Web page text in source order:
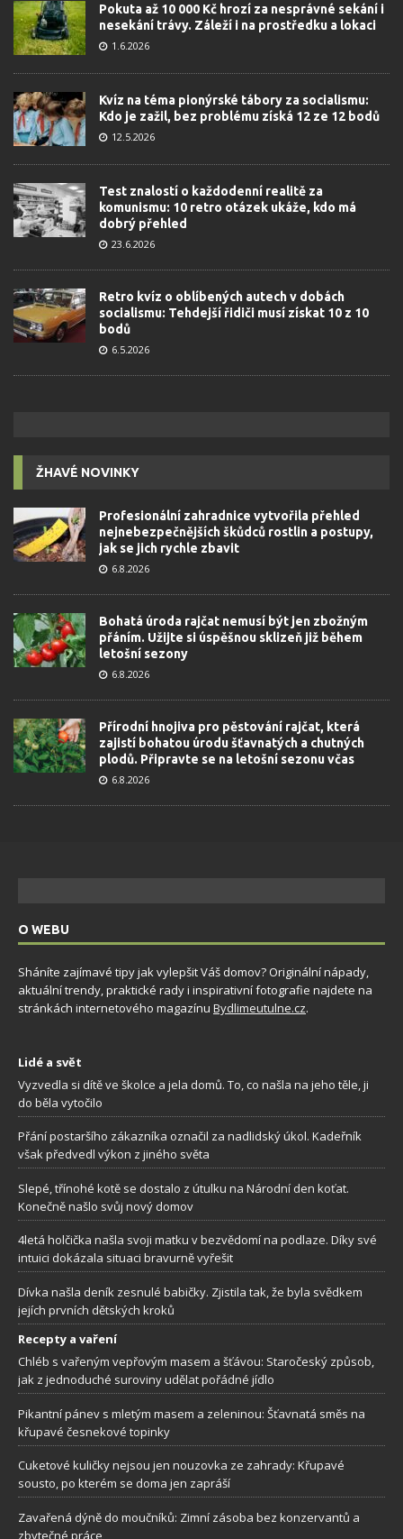
Pokuta až 10 000 Kč hrozí za nesprávné sekání i
nesekání trávy. Záleží i na prostředku a lokaci
1.6.2026
Kvíz na téma pionýrské tábory za socialismu:
Kdo je zažil, bez problému získá 12 ze 12 bodů
12.5.2026
Test znalostí o každodenní realitě za
komunismu: 10 retro otázek ukáže, kdo má
dobrý přehled
23.6.2026
Retro kvíz o oblíbených autech v dobách
socialismu: Tehdejší řidiči musí získat 10 z 10
bodů
6.5.2026
ŽHAVÉ NOVINKY
Profesionální zahradnice vytvořila přehled
nejnebezpečnějších škůdců rostlin a postupy,
jak se jich rychle zbavit
6.8.2026
Bohatá úroda rajčat nemusí být jen zbožným
přáním. Užijte si úspěšnou sklizeň již během
letošní sezony
6.8.2026
Přírodní hnojiva pro pěstování rajčat, která
zajistí bohatou úrodu šťavnatých a chutných
plodů. Připravte se na letošní sezonu včas
6.8.2026
O WEBU
Sháníte zajímavé tipy jak vylepšit Váš domov? Originální nápady,
aktuální trendy, praktické rady i inspirativní fotografie najdete na
stránkách internetového magazínu Bydlimeutulne.cz.
Lidé a svět
Vyzvedla si dítě ve školce a jela domů. To, co našla na jeho těle, ji
do běla vytočilo
Přání postaršího zákazníka označil za nadlidský úkol. Kadeřník
však předvedl výkon z jiného světa
Slepé, třínohé kotě se dostalo z útulku na Národní den koťat.
Konečně našlo svůj nový domov
4letá holčička našla svoji matku v bezvědomí na podlaze. Díky své
intuici dokázala situaci bravurně vyřešit
Dívka našla deník zesnulé babičky. Zjistila tak, že byla svědkem
jejích prvních dětských kroků
Recepty a vaření
Chléb s vařeným vepřovým masem a šťávou: Staročeský způsob,
jak z jednoduché suroviny udělat pořádné jídlo
Pikantní pánev s mletým masem a zeleninou: Šťavnatá směs na
křupavé česnekové topinky
Cuketové kuličky nejsou jen nouzovka ze zahrady: Křupavé
sousto, po kterém se doma jen zapráší
Zavařená dýně do moučníků: Zimní zásoba bez konzervantů a
zbytečné práce